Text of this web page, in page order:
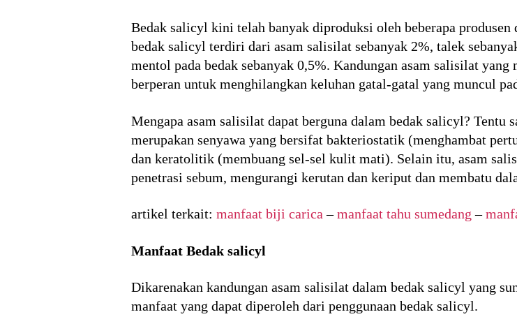
Bedak salicyl kini telah banyak diproduksi oleh beberapa produsen
bedak salicyl terdiri dari asam salisilat sebanyak 2%, talek
mentol pada bedak sebanyak 0,5%. Kandungan asam salisilat
berperan untuk menghilangkan keluhan gatal-gatal yang muncul
Mengapa asam salisilat dapat berguna dalam bedak salicyl? Tentu
merupakan senyawa yang bersifat bakteriostatik (menghambat
dan keratolitik (membuang sel-sel kulit mati). Selain itu, asam
penetrasi sebum, mengurangi kerutan dan keriput dan membatu
artikel terkait: manfaat biji carica –manfaat tahu sumedang –
Manfaat Bedak salicyl
Dikarenakan kandungan asam salisilat dalam bedak salicyl yang
manfaat yang dapat diperoleh dari penggunaan bedak salicyl.